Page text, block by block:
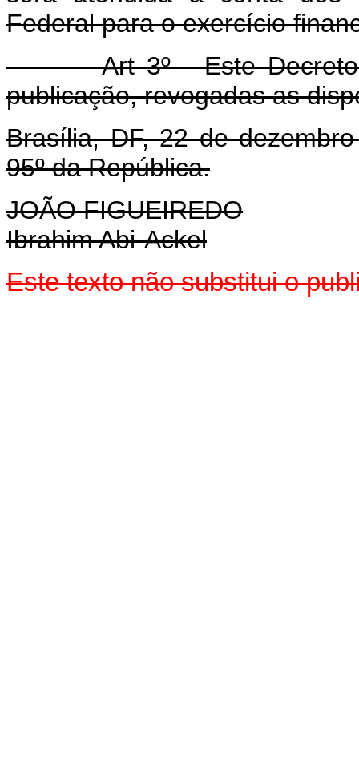
Federal para o exercício
Art 3º - Este Decreto-
publicação, revogadas as
Brasília, DF, 22 de
95º da República.
JOÃO FIGUEIREDO
Ibrahim Abi-Ackel
Este texto não substitui o